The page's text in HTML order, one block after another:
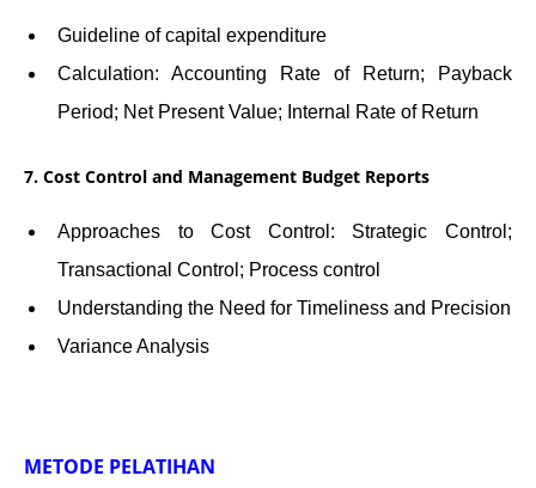
Guideline of capital expenditure
Calculation: Accounting Rate of Return; Payback
Period; Net Present Value; Internal Rate of Return
7. Cost Control and Management Budget Reports
Approaches to Cost Control: Strategic Control;
Transactional Control; Process control
Understanding the Need for Timeliness and Precision
Variance Analysis
METODE PELATIHAN